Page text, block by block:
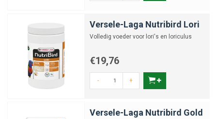
Versele-Laga Nutribird Lori
Volledig voeder voor lori's en loriculus
€19,76
- +
Versele-Laga Nutribird Gold